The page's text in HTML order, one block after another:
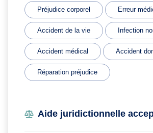
Préjudice corporel Erreur
Accident de la vie Infection
Accident médical Accident
Réparation préjudice
Aide juridictionnelle